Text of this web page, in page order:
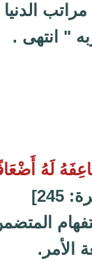
الدنيا
" انتهى .
لَهُ
245]
الأمر.